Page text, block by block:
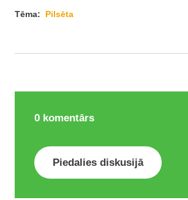
Tēma: Pilsēta
0 komentārs
Piedalies diskusijā